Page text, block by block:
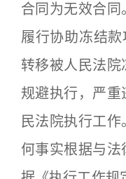
合同为无效合
履行协助冻结
转移被人民法
规避执行，严
民法院执行工
何事实根据与